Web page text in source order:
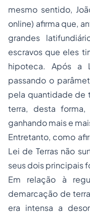
mesmo sentido,
online) afirma que,
grandes
escravos que eles
hipoteca. Após a
passando o
pela quantidade de
terra, desta
ganhando mais e
Entretanto, como
Lei de Terras não
seus dois principais
Em relação à
demarcação de
era intensa a